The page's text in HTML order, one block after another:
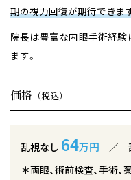
期の視力回復が期待できま
院長は豊富な内眼手術経
ます。
価格 （税込）
乱視なし 64万円 ／
＊両眼、術前検査、手術